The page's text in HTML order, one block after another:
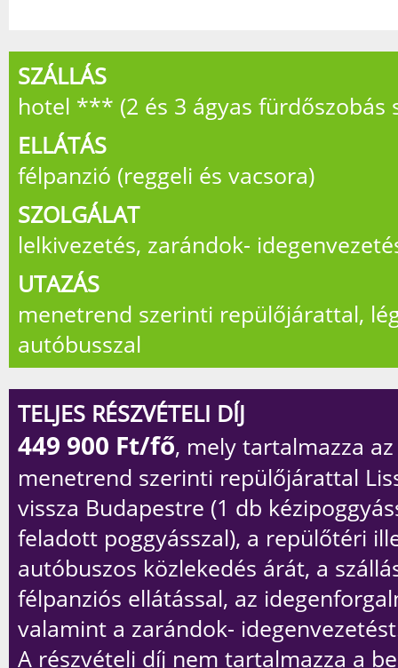
SZÁLLÁS
hotel *** (2 és 3 ágyas fürdőszobás
ELLÁTÁS
félpanzió (reggeli és vacsora)
SZOLGÁLAT
lelkivezetés, zarándok-
UTAZÁS
menetrend szerinti repülőjárattal,
autóbusszal
TELJES RÉSZVÉTELI DÍJ
449 900 Ft/fő, mely tartalmazza
menetrend szerinti repülőjárattal
vissza Budapestre (1 db
feladott poggyásszal), a repülőtéri
autóbuszos közlekedés árát, a
félpanziós ellátással, az
valamint a zarándok-
A részvételi díj nem tartalmazza a